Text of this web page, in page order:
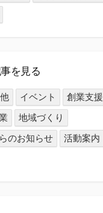
を見る
イベント
創業支援
地域づくり
のお知らせ
活動案内